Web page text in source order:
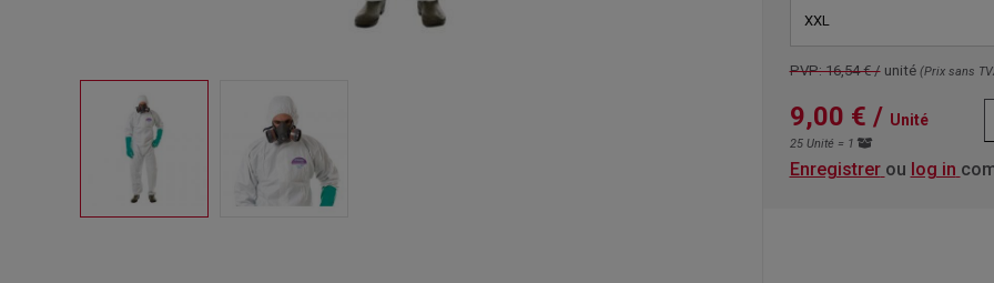
XXL
PVP: 16,54 € / unité (Prix ​​sans
9,00 € / Unité
25 Unité = 1
Enregistrer ou log in